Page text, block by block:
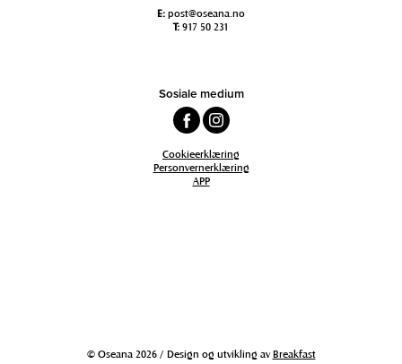
E: post@oseana.no
T: 917 50 231
Sosiale medium
Cookieerklæring
Personvernerklæring
APP
© Oseana 2026 / Design og utvikling avBreakfast